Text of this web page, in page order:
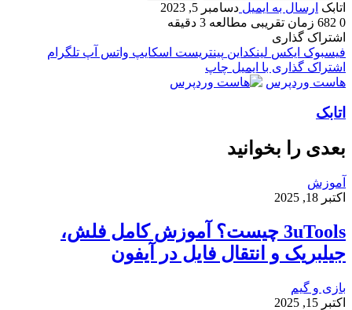
اتابک ارسال به ایمیل دسامبر 5, 2023
0
زمان تقریبی مطالعه 3 دقیقه
اشتراک گذاری
فیسبوک ایکس لینکداین پینتریست اسکایپ واتس آپ تلگرام
اشتراک گذاری با ایمیل چاپ
هاست وردپرس
اتابک
بعدی را بخوانید
آموزش
اکتبر 18, 2025
3uTools چیست؟ آموزش کامل فلش،
جیلبریک و انتقال فایل در آیفون
بازی و گیم
اکتبر 15, 2025